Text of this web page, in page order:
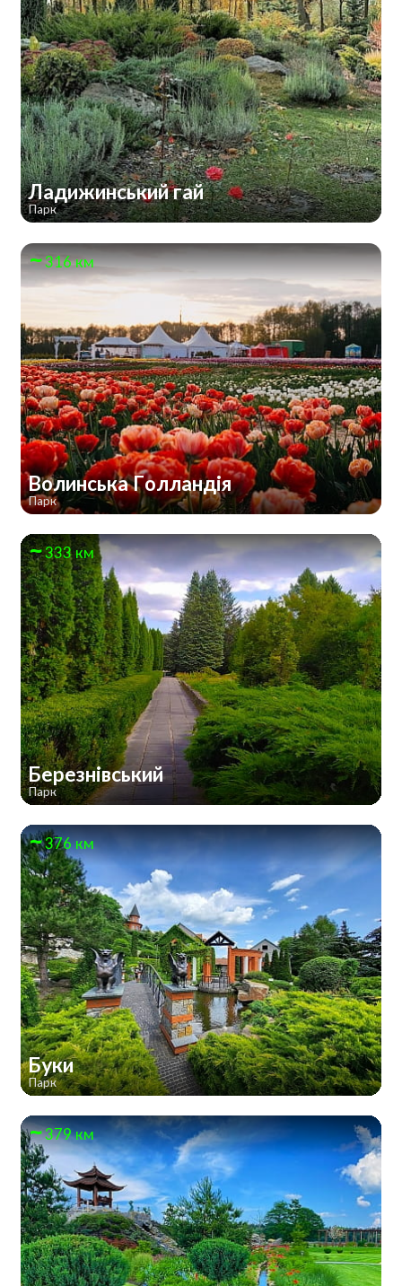
Ладижинський гай
Парк
316 км
Волинська Голландія
Парк
333 км
Березнівський
Парк
376 км
Буки
Парк
379 км